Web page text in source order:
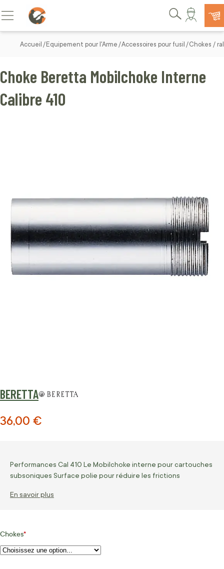
Allez au contenu
Basculer la navigation
Rechercher
Accueil Equipement pour l'Arme Accessoires pour fusil Chokes /
BERETTA
Choke Beretta Mobilchoke Interne
Calibre 410
36,00 €
Performances Cal 410 Le Mobilchoke interne pour cartouches
subsoniques Surface polie pour réduire les frictions
En savoir plus
Chokes